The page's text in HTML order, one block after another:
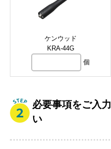
ケンウッド
KRA-44G
個
必要事項をご入
い